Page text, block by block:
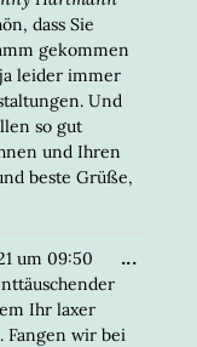
dass Sie
gekommen
leider immer
Und
so gut
und Ihren
beste Grüße,
um 09:50
Ihr laxer
Fangen wir bei
...DIESE